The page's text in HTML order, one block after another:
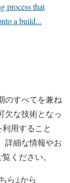
process that
a build...
のすべてを兼ね
欠な技術となっ
用すること
詳細な情報やお
ください。
ら↓から